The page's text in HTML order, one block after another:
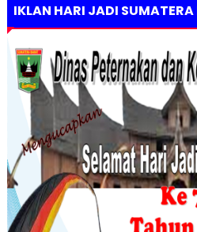
IKLAN HARI JADI